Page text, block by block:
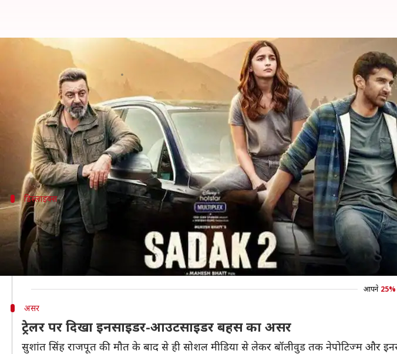
लॉन्च हुआ 'सड़क 2' का ट्रेलर, कुछ ही घंटों बाद मिले लाखों
भावना साहनी Aug 12, 2020
क्या है खबर?
महेश भट्ट के निर्देशन में बनी फिल्म 'सड़क 2' को लेकर पिछले काफी समय से सोशल मीडिया
फिल्म में आलिया भट्ट, पूजा भट्ट, आदित्य रॉय कपूर और संजय दत्त नजर आ रहे हैं।
डिस्लाइक्स
यूट्यूब पर मिले सबसे ज्यादा डिस्लाइक्स
आज सड़क का ट्रेलर रिलीज कर दिया गया है। यूट्यूब पर इसे 10 लाख से भी ज्यादा व्यूज मिल
ट्रेलर रिलीज के कुछ समय में ही इसे 80,000 से ज्यादा लाइक्स मिले, जबकि 10 लाख से ज्यादा
वहीं, सोशल मीडिया पर भी इस ट्रेलर को खूब ट्रोल करते हुए इसके कई मीम्स बनाए जाने लगे हैं।
आपने 25%
असर
ट्रेलर पर दिखा इनसाइडर-आउटसाइडर बहस का असर
सुशांत सिंह राजपूत की मौत के बाद से ही सोशल मीडिया से लेकर बॉलीवुड तक नेपोटिज्म और